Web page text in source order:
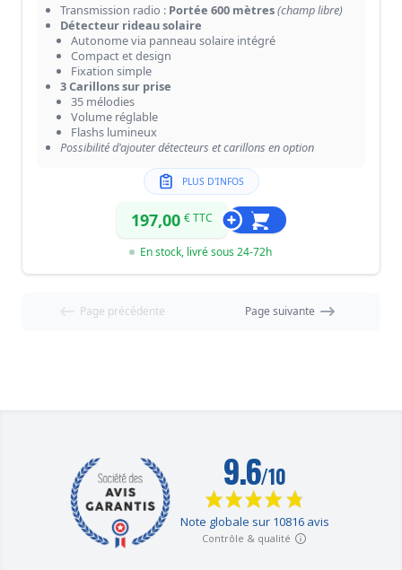
Transmission radio : Portée 600 mètres(champ libre)
Détecteur rideau solaire
Autonome via panneau solaire intégré
Compact et design
Fixation simple
3 Carillons sur prise
35 mélodies
Volume réglable
Flashs lumineux
Possibilité d'ajouter détecteurs et carillons en option
PLUS D'INFOS
197,00 € TTC
En stock, livré sous 24-72h
Page précédente Page suivante